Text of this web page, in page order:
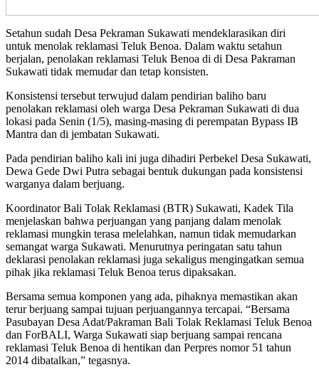
Setahun sudah Desa Pekraman Sukawati mendeklarasikan diri
untuk menolak reklamasi Teluk Benoa. Dalam waktu setahun
berjalan, penolakan reklamasi Teluk Benoa di di Desa Pakraman
Sukawati tidak memudar dan tetap konsisten.
Konsistensi tersebut terwujud dalam pendirian baliho baru
penolakan reklamasi oleh warga Desa Pekraman Sukawati di dua
lokasi pada Senin (1/5), masing-masing di perempatan Bypass IB
Mantra dan di jembatan Sukawati.
Pada pendirian baliho kali ini juga dihadiri Perbekel Desa Sukawati,
Dewa Gede Dwi Putra sebagai bentuk dukungan pada konsistensi
warganya dalam berjuang.
Koordinator Bali Tolak Reklamasi (BTR) Sukawati, Kadek Tila
menjelaskan bahwa perjuangan yang panjang dalam menolak
reklamasi mungkin terasa melelahkan, namun tidak memudarkan
semangat warga Sukawati. Menurutnya peringatan satu tahun
deklarasi penolakan reklamasi juga sekaligus mengingatkan semua
pihak jika reklamasi Teluk Benoa terus dipaksakan.
Bersama semua komponen yang ada, pihaknya memastikan akan
terur berjuang sampai tujuan perjuangannya tercapai. “Bersama
Pasubayan Desa Adat/Pakraman Bali Tolak Reklamasi Teluk Benoa
dan ForBALI, Warga Sukawati siap berjuang sampai rencana
reklamasi Teluk Benoa di hentikan dan Perpres nomor 51 tahun
2014 dibatalkan,” tegasnya.